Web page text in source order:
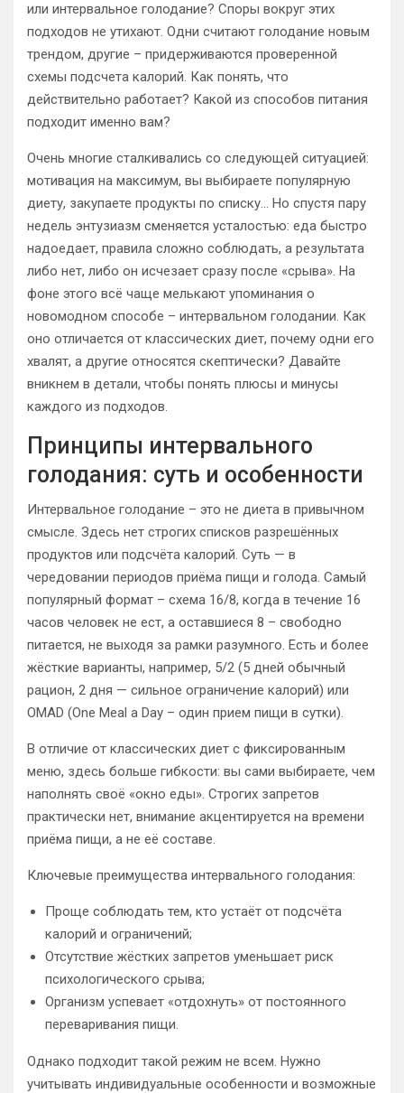
или интервальное голодание? Споры вокруг этих
подходов не утихают. Одни считают голодание новым
трендом, другие – придерживаются проверенной
схемы подсчета калорий. Как понять, что
действительно работает? Какой из способов питания
подходит именно вам?
Очень многие сталкивались со следующей ситуацией:
мотивация на максимум, вы выбираете популярную
диету, закупаете продукты по списку… Но спустя пару
недель энтузиазм сменяется усталостью: еда быстро
надоедает, правила сложно соблюдать, а результата
либо нет, либо он исчезает сразу после «срыва». На
фоне этого всё чаще мелькают упоминания о
новомодном способе – интервальном голодании. Как
оно отличается от классических диет, почему одни его
хвалят, а другие относятся скептически? Давайте
вникнем в детали, чтобы понять плюсы и минусы
каждого из подходов.
Принципы интервального
голодания: суть и особенности
Интервальное голодание – это не диета в привычном
смысле. Здесь нет строгих списков разрешённых
продуктов или подсчёта калорий. Суть — в
чередовании периодов приёма пищи и голода. Самый
популярный формат – схема 16/8, когда в течение 16
часов человек не ест, а оставшиеся 8 – свободно
питается, не выходя за рамки разумного. Есть и более
жёсткие варианты, например, 5/2 (5 дней обычный
рацион, 2 дня — сильное ограничение калорий) или
OMAD (One Meal a Day – один прием пищи в сутки).
В отличие от классических диет с фиксированным
меню, здесь больше гибкости: вы сами выбираете, чем
наполнять своё «окно еды». Строгих запретов
практически нет, внимание акцентируется на времени
приёма пищи, а не её составе.
Ключевые преимущества интервального голодания:
Проще соблюдать тем, кто устаёт от подсчёта
калорий и ограничений;
Отсутствие жёстких запретов уменьшает риск
психологического срыва;
Организм успевает «отдохнуть» от постоянного
переваривания пищи.
Однако подходит такой режим не всем. Нужно
учитывать индивидуальные особенности и возможные